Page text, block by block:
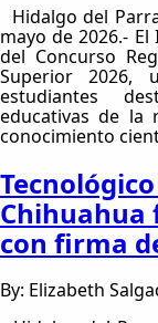
Hidalgo del
mayo de 2026.-
del Concurso
Superior 2026,
estudiantes
educativas de la
conocimiento
Chihuahua
con firma
By: Elizabeth